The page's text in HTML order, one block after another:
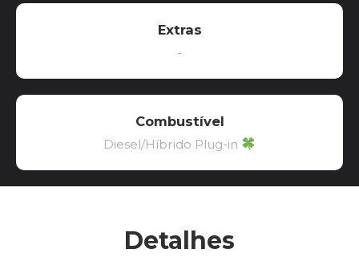
Extras
-
Combustível
Diesel/Híbrido Plug-in
Detalhes